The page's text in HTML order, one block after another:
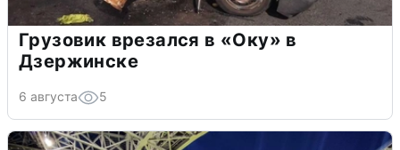
Грузовик врезался в «Оку» в
Дзержинске
6 августа 5